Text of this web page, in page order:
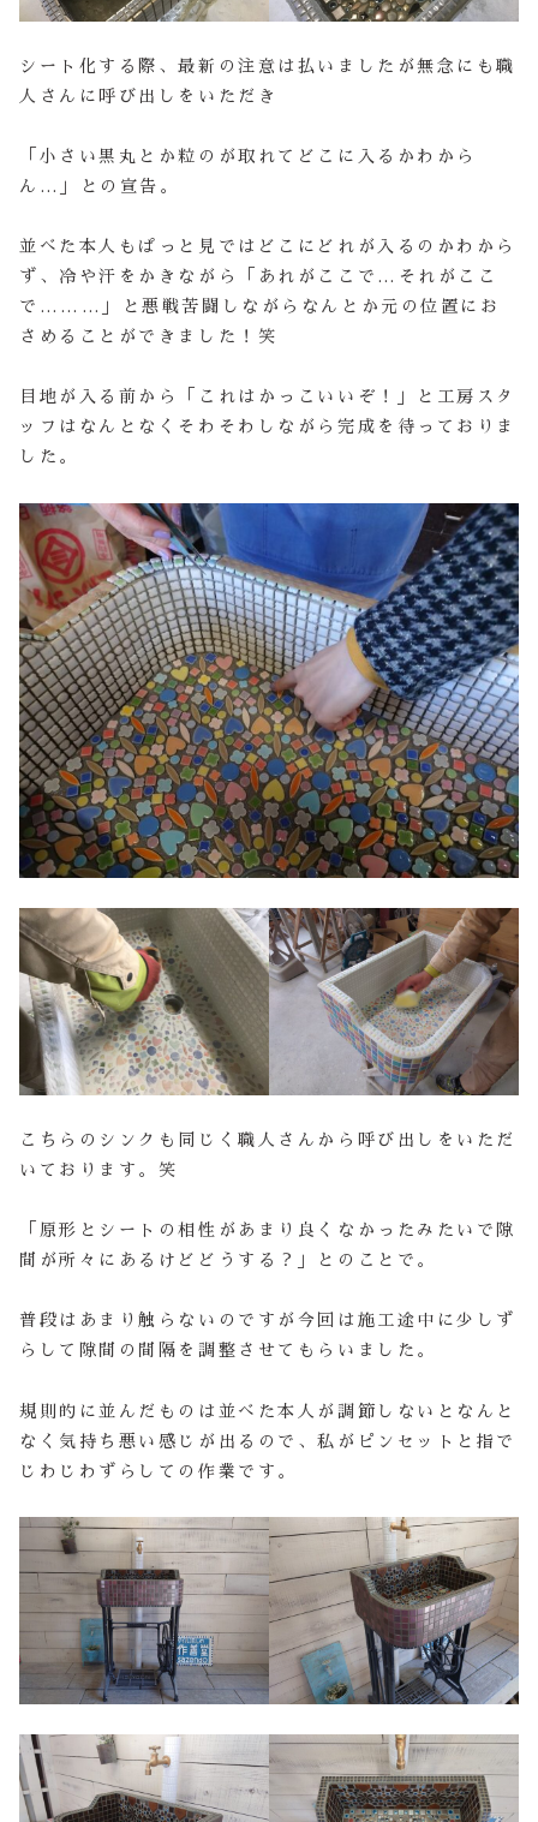
シート化する際、最新の注意は払いましたが無念にも職
人さんに呼び出しをいただき
「小さい黒丸とか粒のが取れてどこに入るかわから
ん…」との宣告。
並べた本人もぱっと見ではどこにどれが入るのかわから
ず、冷や汗をかきながら「あれがここで…それがここ
で………」と悪戦苦闘しながらなんとか元の位置にお
さめることができました！笑
目地が入る前から「これはかっこいいぞ！」と工房スタ
ッフはなんとなくそわそわしながら完成を待っておりま
した。
こちらのシンクも同じく職人さんから呼び出しをいただ
いております。笑
「原形とシートの相性があまり良くなかったみたいで隙
間が所々にあるけどどうする？」とのことで。
普段はあまり触らないのですが今回は施工途中に少しず
らして隙間の間隔を調整させてもらいました。
規則的に並んだものは並べた本人が調節しないとなんと
なく気持ち悪い感じが出るので、私がピンセットと指で
じわじわずらしての作業です。